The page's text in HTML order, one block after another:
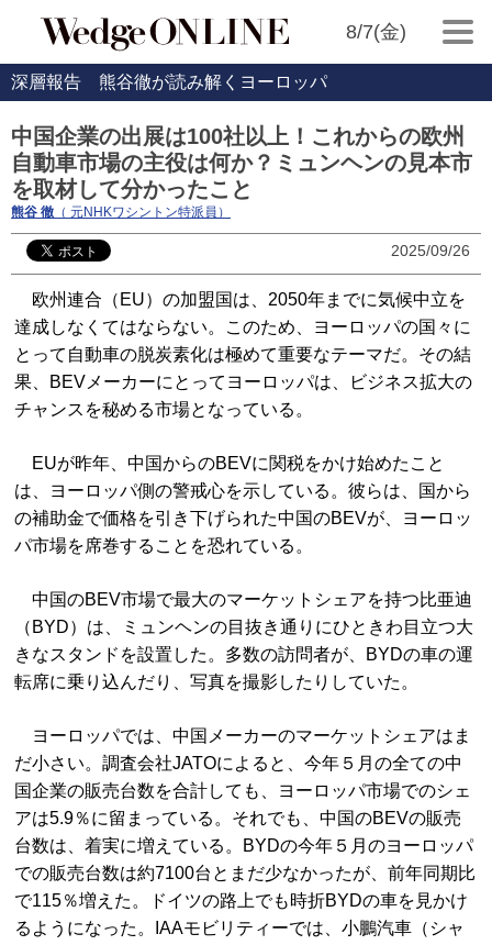
8/7(金)
深層報告 熊谷徹が読み解くヨーロッパ
中国企業の出展は100社以上！これからの欧州
自動車市場の主役は何か？ミュンヘンの見本市
を取材して分かったこと
熊谷 徹 （ 元NHKワシントン特派員）
2025/09/26
欧州連合（EU）の加盟国は、2050年までに気候中立を
達成しなくてはならない。このため、ヨーロッパの国々に
とって自動車の脱炭素化は極めて重要なテーマだ。その結
果、BEVメーカーにとってヨーロッパは、ビジネス拡大の
チャンスを秘める市場となっている。
EUが昨年、中国からのBEVに関税をかけ始めたこと
は、ヨーロッパ側の警戒心を示している。彼らは、国から
の補助金で価格を引き下げられた中国のBEVが、ヨーロッ
パ市場を席巻することを恐れている。
中国のBEV市場で最大のマーケットシェアを持つ比亜迪
（BYD）は、ミュンヘンの目抜き通りにひときわ目立つ大
きなスタンドを設置した。多数の訪問者が、BYDの車の運
転席に乗り込んだり、写真を撮影したりしていた。
ヨーロッパでは、中国メーカーのマーケットシェアはま
だ小さい。調査会社JATOによると、今年５月の全ての中
国企業の販売台数を合計しても、ヨーロッパ市場でのシェ
アは5.9％に留まっている。それでも、中国のBEVの販売
台数は、着実に増えている。BYDの今年５月のヨーロッパ
での販売台数は約7100台とまだ少なかったが、前年同期比
で115％増えた。ドイツの路上でも時折BYDの車を見かけ
るようになった。IAAモビリティーでは、小鵬汽車（シャ